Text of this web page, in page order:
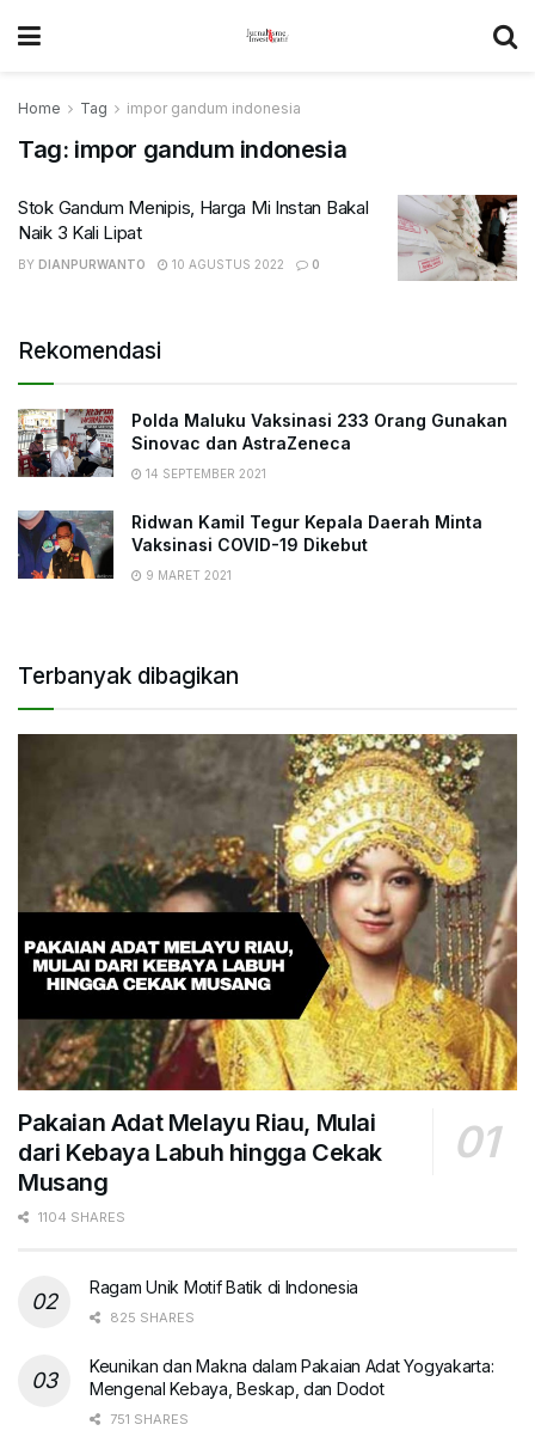
Home Tag impor gandum indonesia
Tag: impor gandum indonesia
Stok Gandum Menipis, Harga Mi Instan Bakal
Naik 3 Kali Lipat
BY DIANPURWANTO 10 AGUSTUS 2022 0
Rekomendasi
Polda Maluku Vaksinasi 233 Orang Gunakan
Sinovac dan AstraZeneca
14 SEPTEMBER 2021
Ridwan Kamil Tegur Kepala Daerah Minta
Vaksinasi COVID-19 Dikebut
9 MARET 2021
Terbanyak dibagikan
Pakaian Adat Melayu Riau, Mulai
dari Kebaya Labuh hingga Cekak
Musang
1104 SHARES
Ragam Unik Motif Batik di Indonesia
825 SHARES
Keunikan dan Makna dalam Pakaian Adat Yogyakarta:
Mengenal Kebaya, Beskap, dan Dodot
751 SHARES